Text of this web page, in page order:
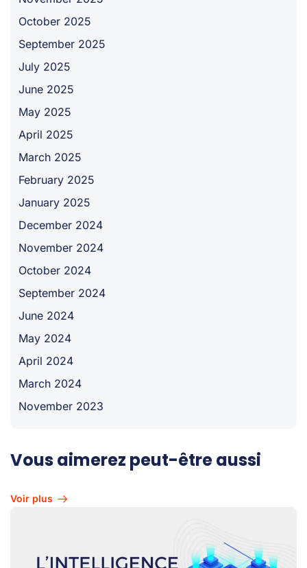
October 2025
September 2025
July 2025
June 2025
May 2025
April 2025
March 2025
February 2025
January 2025
December 2024
November 2024
October 2024
September 2024
June 2024
May 2024
April 2024
March 2024
November 2023
Vous aimerez peut-être aussi
Voir plus